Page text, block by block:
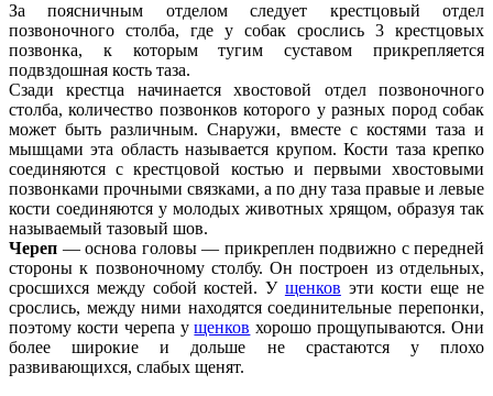
За поясничным отделом следует крестцовый отдел
позвоночного столба, где у собак срослись 3 крестцовых
позвонка, к которым тугим суставом прикрепляется
подвздошная кость таза.
Сзади крестца начинается хвостовой отдел позвоночного
столба, количество позвонков которого у разных пород собак
может быть различным. Снаружи, вместе с костями таза и
мышцами эта область называется крупом. Кости таза крепко
соединяются с крестцовой костью и первыми хвостовыми
позвонками прочными связками, а по дну таза правые и левые
кости соединяются у молодых животных хрящом, образуя так
называемый тазовый шов.
Череп — основа головы — прикреплен подвижно с передней
стороны к позвоночному столбу. Он построен из отдельных,
сросшихся между собой костей. У щенков эти кости еще не
срослись, между ними находятся соединительные перепонки,
поэтому кости черепа ущенков хорошо прощупываются. Они
более широкие и дольше не срастаются у плохо
развивающихся, слабых щенят.